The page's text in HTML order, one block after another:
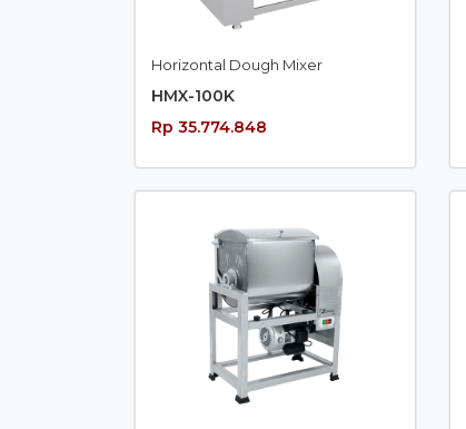
Horizontal Dough Mixer
HMX-100K
Rp 35.774.848